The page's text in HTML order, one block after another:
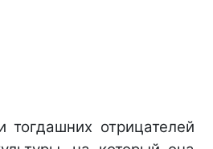
тогдашних отрицателей